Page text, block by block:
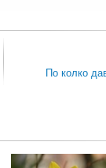
По колко